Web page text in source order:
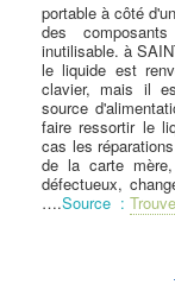
portable à côté
des
inutilisable. à
le liquide est
clavier, mais il
source
faire ressortir le
cas les
de la carte
défectueux,
….Source :